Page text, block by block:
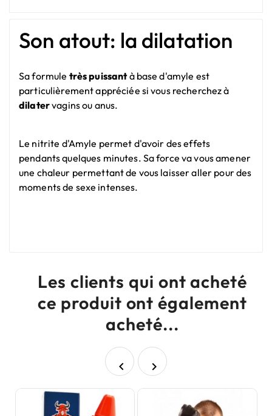
Son atout: la dilatation
Sa formule très puissantà base d'amyle est
particulièrement appréciée si vous recherchez à
dilatervagins ou anus.
Le nitrite d'Amyle permet d'avoir des effets
pendants quelques minutes. Sa force va vous amener
une chaleur permettant de vous laisser aller pour des
moments de sexe intenses.
Les clients qui ont acheté
ce produit ont également
acheté...
 